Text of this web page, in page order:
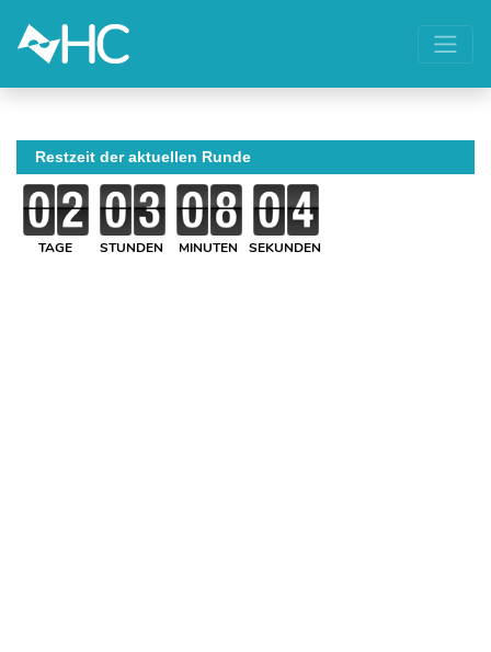
Restzeit der aktuellen Runde
TAGE STUNDEN MINUTEN SEKUNDEN